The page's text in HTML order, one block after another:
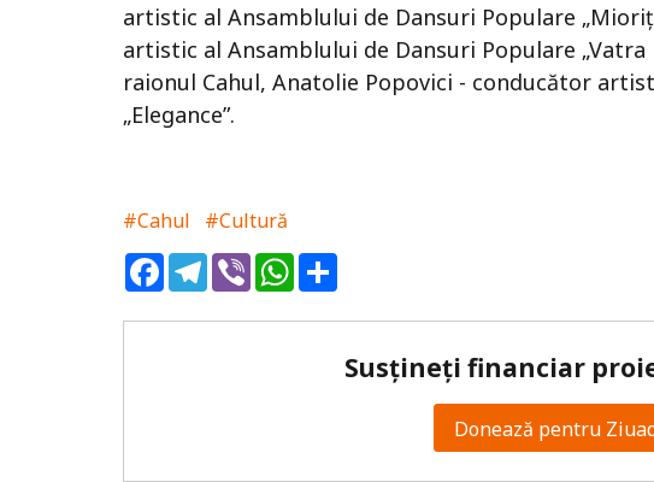
artistic al Ansamblului de Dansuri Populare
artistic al Ansamblului de Dansuri Populare
raionul Cahul, Anatolie Popovici - conducător
„Elegance”.
#Cahul
#Cultură
FacebookTelegram
ViberWhatsApp
Susțineți financiar
Donează pentru